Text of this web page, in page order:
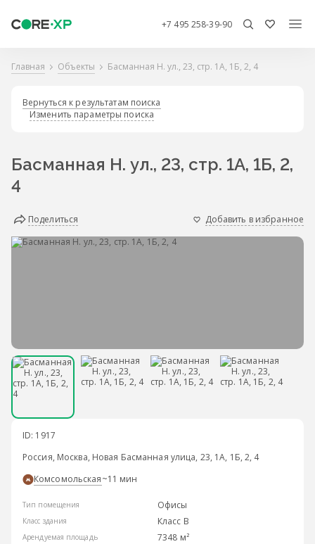
+7 495 258-39-90
Главная Объекты Басманная Н. ул., 23, стр. 1А, 1Б, 2, 4
Вернуться к результатам поиска
Изменить параметры поиска
Басманная Н. ул., 23, стр. 1А, 1Б, 2,
4
Поделиться Добавить в избранное
ID: 1917
Россия, Москва, Новая Басманная улица, 23, 1А, 1Б, 2, 4
Комсомольская~11 мин
Тип помещения Офисы
Класс здания Класс B
Арендуемая площадь 7348 м²